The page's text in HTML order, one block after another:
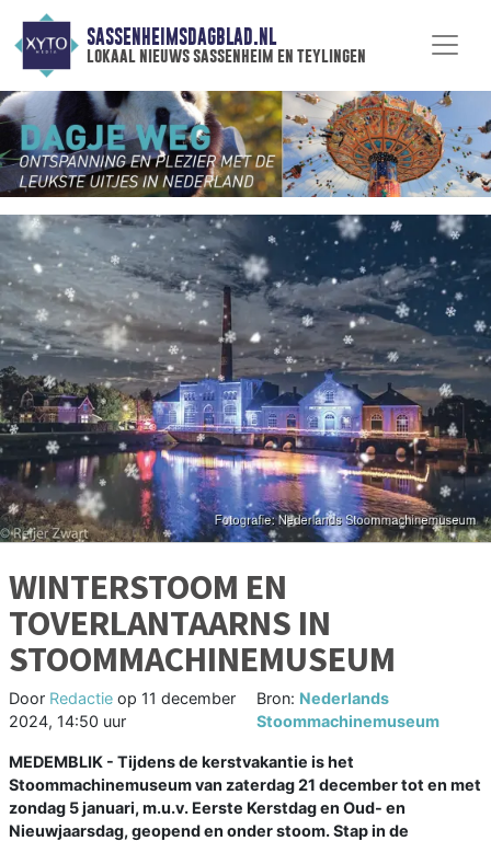
SASSENHEIMSDAGBLAD.NL
lokaal nieuws sassenheim en teylingen
WINTERSTOOM EN
TOVERLANTAARNS IN
STOOMMACHINEMUSEUM
Door Redactie op 11 december
2024, 14:50 uur
Bron: Nederlands
Stoommachinemuseum
MEDEMBLIK - Tijdens de kerstvakantie is het
Stoommachinemuseum van zaterdag 21 december tot en met
zondag 5 januari, m.u.v. Eerste Kerstdag en Oud- en
Nieuwjaarsdag, geopend en onder stoom. Stap in de